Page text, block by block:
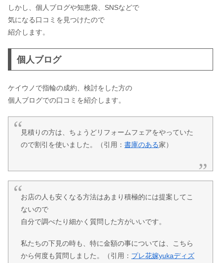
しかし、個人ブログや知恵袋、SNSなどで
気になる口コミを見つけたので
紹介します。
個人ブログ
ケイウノで指輪の成約、検討をした方の
個人ブログでの口コミを紹介します。
見積りの方は、ちょうどリフォームフェアをやっていた
ので割引を使いました。
（引用：書庫のある家）
お店の人も安くなる方法はあまり積極的には提案してこ
ないので
自分で調べたり細かく質問した方がいいです。
私たちの下見の時も、特に金額の事については、こちら
から何度も質問しました。
（引用： プレ花嫁yukaディズ